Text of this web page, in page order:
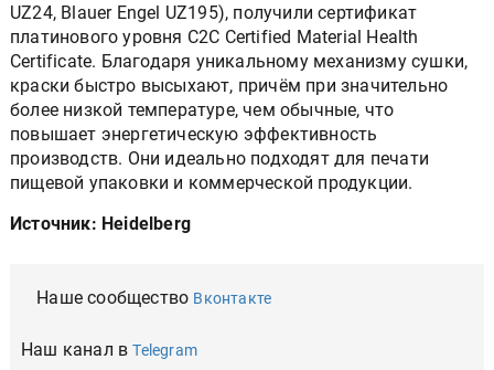
UZ24, Blauer Engel UZ195), получили сертификат
платинового уровня C2C Certified Material Health
Certificate. Благодаря уникальному механизму сушки,
краски быстро высыхают, причём при значительно
более низкой температуре, чем обычные, что
повышает энергетическую эффективность
производств. Они идеально подходят для печати
пищевой упаковки и коммерческой продукции.
Источник: Heidelberg
Наше сообщество Вконтакте
Наш канал вTelegram